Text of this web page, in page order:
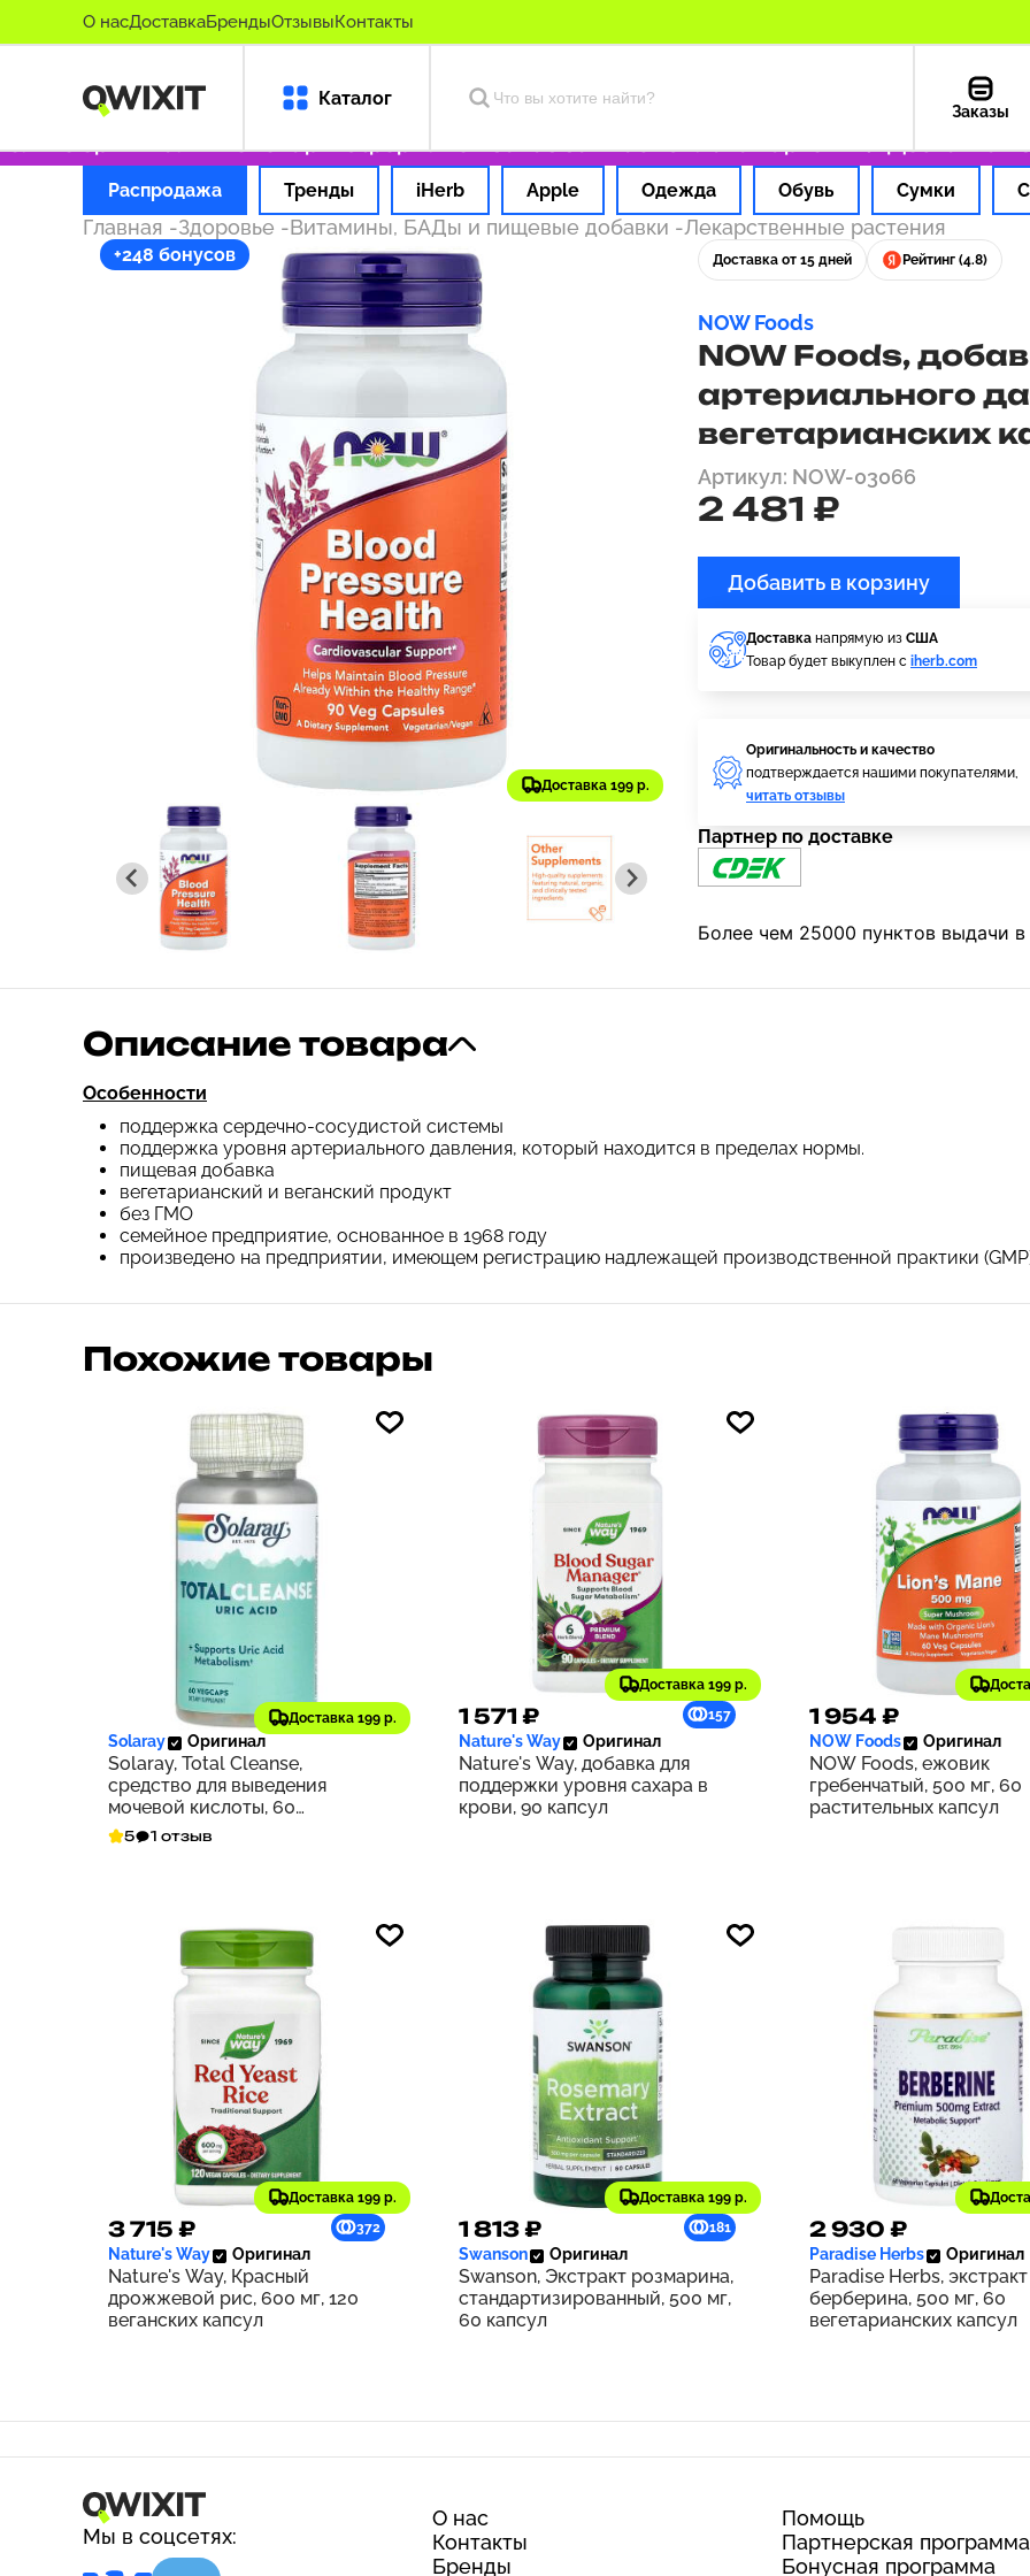
О насДоставкаБрендыОтзывыКонтакты
Каталог
Заказы
оригинальные товары Оформляем заказ за 1 час Оплата картой РФ Доставка из
Распродажа Тренды iHerb Apple Одежда Обувь Сумки
Главная -Здоровье -Витамины, БАДы и пищевые добавки -Лекарственные растения
+248 бонусов
Доставка 199 р.
Доставка от 15 дней Рейтинг (4.8)
NOW Foods
NOW Foods,
артериального
вегетарианских
Артикул: NOW-03066
2 481 ₽
Добавить в корзину
Доставка напрямую из США
Товар будет выкуплен с iherb.com
Оригинальность и качество
подтверждается нашими покупателями,
читать отзывы
Партнер по доставке
Более чем 25000 пунктов выдачи
Описание товара
Особенности
поддержка сердечно-сосудистой системы
поддержка уровня артериального давления, который находится в пределах нормы.
пищевая добавка
вегетарианский и веганский продукт
без ГМО
семейное предприятие, основанное в 1968 году
произведено на предприятии, имеющем регистрацию надлежащей производственной практики
Похожие товары
Доставка 199 р.
3 425 ₽ 343
Solaray Оригинал
Solaray, Total Cleanse,
средство для выведения
мочевой кислоты, 60
растительных капсул
5 1 отзыв
Доставка 199 р.
1 571 ₽ 157
Nature's Way Оригинал
Nature's Way, добавка для
поддержки уровня сахара в
крови, 90 капсул
1 954 ₽
NOW Foods Оригинал
NOW Foods, ежовик
гребенчатый, 500 мг, 60
растительных капсул
Доставка 199 р.
3 715 ₽ 372
Nature's Way Оригинал
Nature's Way, Красный
дрожжевой рис, 600 мг, 120
веганских капсул
Доставка 199 р.
1 813 ₽ 181
Swanson Оригинал
Swanson, Экстракт розмарина,
стандартизированный, 500 мг,
60 капсул
2 930 ₽
Paradise Herbs Оригинал
Paradise Herbs, экстракт
берберина, 500 мг, 60
вегетарианских капсул
Мы в соцсетях:
О нас
Контакты
Бренды
Помощь
Партнерская программа
Бонусная программа